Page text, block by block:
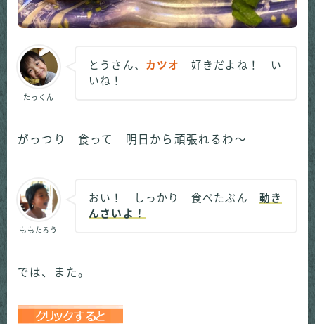
たっくん
とうさん、 カツオ
好きだよね！ い
いね！
がっつり 食って 明日から頑張れるわ～
ももたろう
おい！ しっかり 食べたぶん 動き
んさいよ！
では、また。